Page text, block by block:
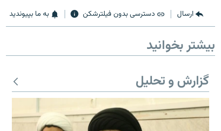
زبان‌های دیگر
ارسال دسترسی بدون فیلترشکن به ما بپیوندید
بیشتر بخوانید
گزارش و تحلیل